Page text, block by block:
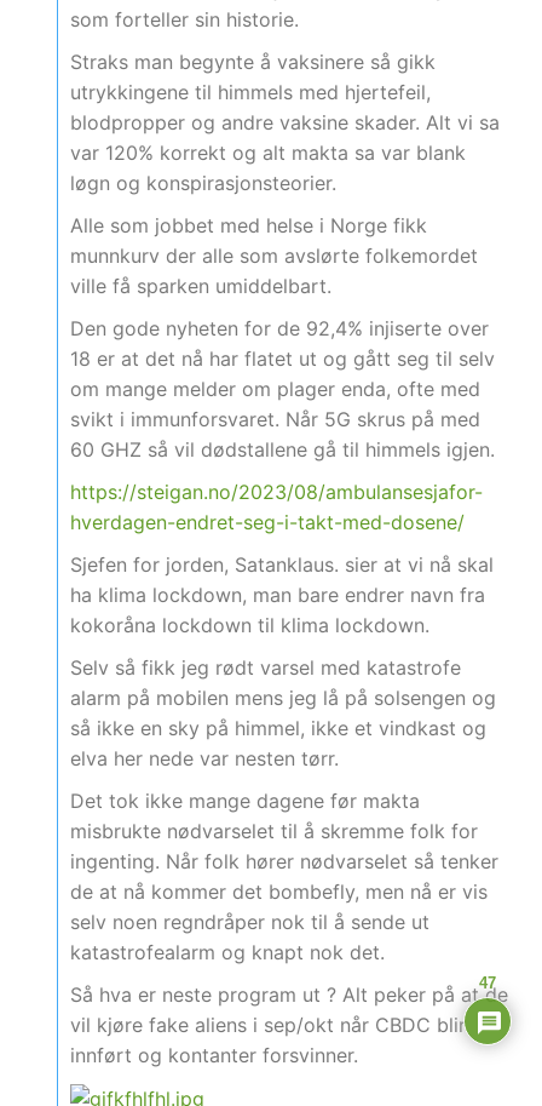
som forteller sin historie.
Straks man begynte å vaksinere så gikk
utrykkingene til himmels med hjertefeil,
blodpropper og andre vaksine skader. Alt vi sa
var 120% korrekt og alt makta sa var blank
løgn og konspirasjonsteorier.
Alle som jobbet med helse i Norge fikk
munnkurv der alle som avslørte folkemordet
ville få sparken umiddelbart.
Den gode nyheten for de 92,4% injiserte over
18 er at det nå har flatet ut og gått seg til selv
om mange melder om plager enda, ofte med
svikt i immunforsvaret. Når 5G skrus på med
60 GHZ så vil dødstallene gå til himmels igjen.
https://steigan.no/2023/08/ambulansesjafor-
hverdagen-endret-seg-i-takt-med-dosene/
Sjefen for jorden, Satanklaus. sier at vi nå skal
ha klima lockdown, man bare endrer navn fra
kokoråna lockdown til klima lockdown.
Selv så fikk jeg rødt varsel med katastrofe
alarm på mobilen mens jeg lå på solsengen og
så ikke en sky på himmel, ikke et vindkast og
elva her nede var nesten tørr.
Det tok ikke mange dagene før makta
misbrukte nødvarselet til å skremme folk for
ingenting. Når folk hører nødvarselet så tenker
de at nå kommer det bombefly, men nå er vis
selv noen regndråper nok til å sende ut
katastrofealarm og knapt nok det.
Så hva er neste program ut ? Alt peker på at de
vil kjøre fake aliens i sep/okt når CBDC blir
innført og kontanter forsvinner.
47